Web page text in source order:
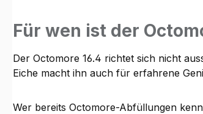
Für wen ist der
Der Octomore 16.4 richtet sich nicht
Eiche macht ihn auch für erfahrene
Wer bereits Octomore-Abfüllungen